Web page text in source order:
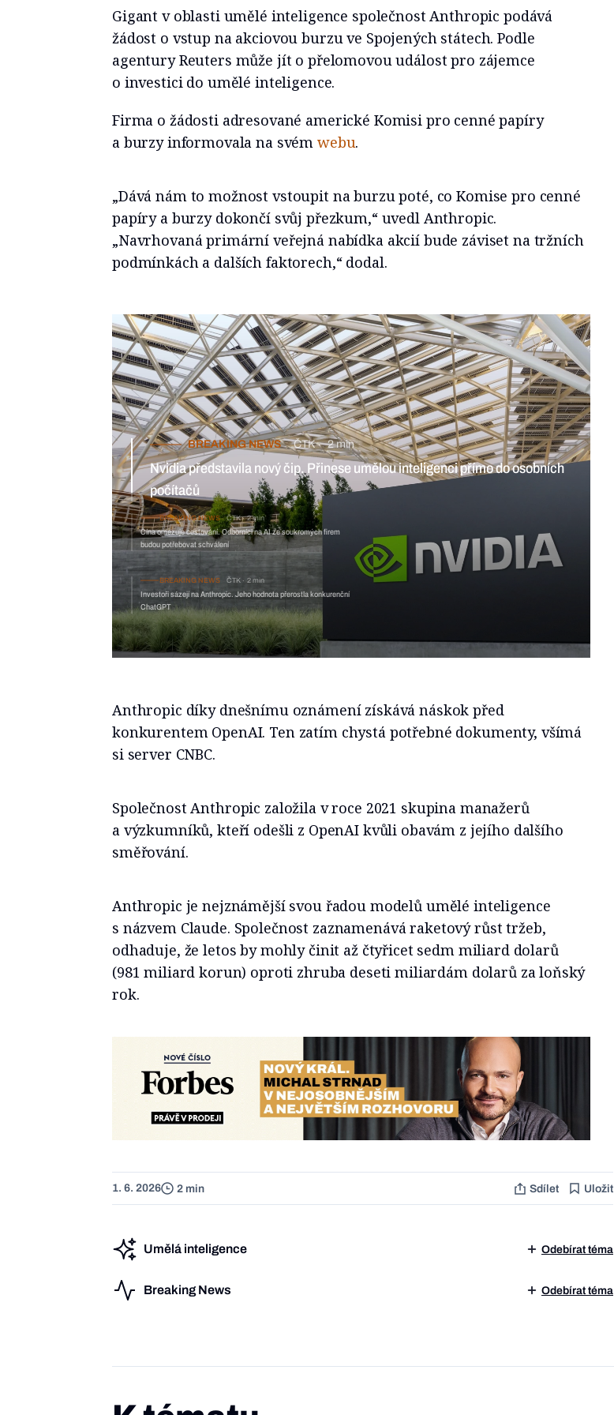
Gigant v oblasti umělé inteligence společnost Anthropic podává
žádost o vstup na akciovou burzu ve Spojených státech. Podle
agentury Reuters může jít o přelomovou událost pro zájemce
o investici do umělé inteligence.
Firma o žádosti adresované americké Komisi pro cenné papíry
a burzy informovala na svém webu.
„Dává nám to možnost vstoupit na burzu poté, co Komise pro cenné
papíry a burzy dokončí svůj přezkum,“ uvedl Anthropic.
„Navrhovaná primární veřejná nabídka akcií bude záviset na tržních
podmínkách a dalších faktorech,“ dodal.
BREAKING NEWS ČTK 2 min
Nvidia představila nový čip. Přinese umělou inteligenci přímo do
osobních počítačů
BREAKING NEWS ČTK
Čína omezuje cestování. Odborníci na AI ze soukromých firem budou
potřebovat schválení
BREAKING NEWS ČTK 2 min
Investoři sázejí na Anthropic. Jeho hodnota přerostla konkurenční
ChatGPT
Anthropic díky dnešnímu oznámení získává náskok před
konkurentem OpenAI. Ten zatím chystá potřebné dokumenty, všímá
si server CNBC.
Společnost Anthropic založila v roce 2021 skupina manažerů
a výzkumníků, kteří odešli z OpenAI kvůli obavám z jejího dalšího
směřování.
Anthropic je nejznámější svou řadou modelů umělé inteligence
s názvem Claude. Společnost zaznamenává raketový růst tržeb,
odhaduje, že letos by mohly činit až čtyřicet sedm miliard dolarů
(981 miliard korun) oproti zhruba deseti miliardám dolarů za loňský
rok.
1. 6. 2026 2 min Sdílet Uložit
Umělá inteligence Odebírat téma
Breaking News Odebírat téma